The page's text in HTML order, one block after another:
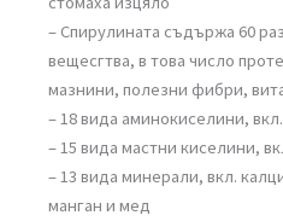
– Спирулината съдържа 60
вещесгтва, в това число
мазнини, полезни фибри,
– 18 вида аминокиселини,
– 15 вида мастни киселини,
– 13 вида минерали, вкл.
манган и мед